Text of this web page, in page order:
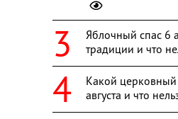
Яблочный спас 6
традиции и что
Какой
августа и что